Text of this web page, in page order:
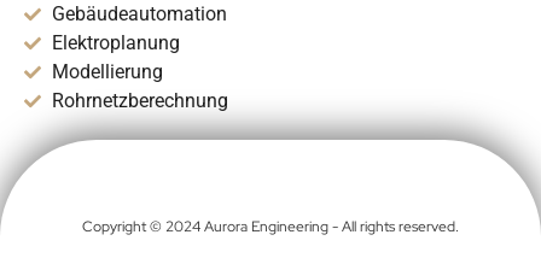
Gebäudeautomation
Elektroplanung
Modellierung
Rohrnetzberechnung
Copyright © 2024 Aurora Engineering - All rights reserved.